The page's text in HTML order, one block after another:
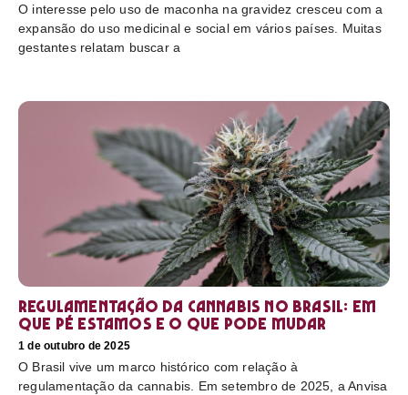
O interesse pelo uso de maconha na gravidez cresceu com a
expansão do uso medicinal e social em vários países. Muitas
gestantes relatam buscar a
Regulamentação da cannabis no Brasil: em
que pé estamos e o que pode mudar
1 de outubro de 2025
O Brasil vive um marco histórico com relação à
regulamentação da cannabis. Em setembro de 2025, a Anvisa